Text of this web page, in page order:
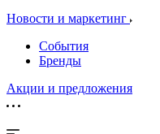
Новости и маркетинг
События
Бренды
Акции и предложения